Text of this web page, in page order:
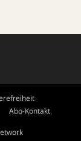
Abo-Kontakt